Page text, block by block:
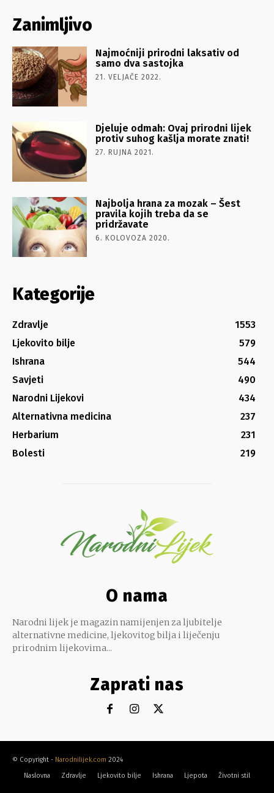
Zanimljivo
Najmoćniji prirodni laksativ od
samo dva sastojka
21. VELJAČE 2022.
Djeluje odmah: Ovaj prirodni lijek
protiv suhog kašlja morate znati!
27. RUJNA 2021.
Najbolja hrana za mozak – Šest
pravila kojih treba da se
pridržavate
6. KOLOVOZA 2020.
Kategorije
Zdravlje
1553
Ljekovito bilje
579
Ishrana
544
Savjeti
490
Narodni Lijekovi
434
Alternativna medicina
237
Herbarium
231
Bolesti
219
O nama
Narodni lijek je magazin namijenjen za ljubitelje
alternativne medicine, ljekovitog bilja i liječenju
prirodnim lijekovima...
Zaprati nas
© Copyright - Narodnilijek.com 2024
Naslovna
Zdravlje Ljekovito bilje Ishrana Ljepota Životni stil